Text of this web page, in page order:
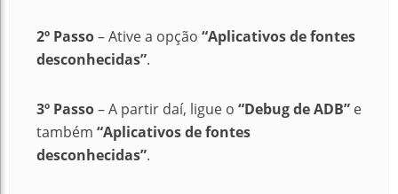
2º Passo– Ative a opção “Aplicativos de fontes
desconhecidas”.
3º Passo– A partir daí, ligue o “Debug de ADB” e
também “Aplicativos de fontes
desconhecidas”.